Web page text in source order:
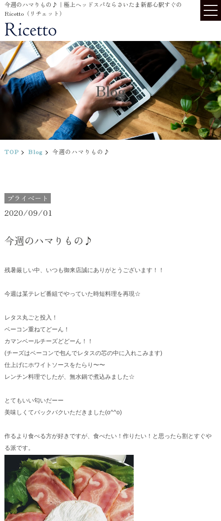
今週のハマりもの♪｜極上ヘッドスパならさいたま新都心駅すぐの
Ricetto（リチェット）
Blog
TOP Blog 今週のハマりもの♪
プライベート
2020/09/01
今週のハマりもの♪
残暑厳しい中、いつも御来店誠にありがとうございます！！
今週は某テレビ番組でやっていた時短料理を再現☆
レタス丸ごと投入！
ベーコン重ねてどーん！
カマンベールチーズどどーん！！
(チーズはベーコンで包んでレタスの芯の中に入れこみます)
仕上げにホワイトソースをたらり〜〜
レンチン料理でしたが、無水鍋で煮込みました☆
とてもいい匂いだーー
美味しくてバックバクいただきました(o^^o)
作るより食べる方が好きですが、食べたい！作りたい！と思ったら割とすぐや
る派です。